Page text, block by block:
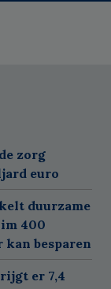
zorg
euro
duurzame
400
besparen
er 7,4